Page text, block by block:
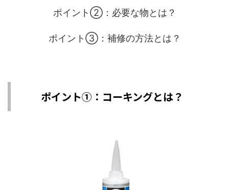
ポイント②：必要な物とは？
ポイント③：補修の方法とは？
ポイント①：コーキングとは？